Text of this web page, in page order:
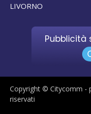
LIVORNO
Pubblicità
Copyright © Citycomm -
riservati